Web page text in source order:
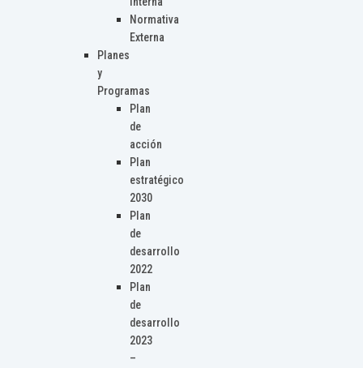
Normativa
Externa
Planes
y
Programas
Plan
de
acción
Plan
estratégico
2030
Plan
de
desarrollo
2022
Plan
de
desarrollo
2023
–